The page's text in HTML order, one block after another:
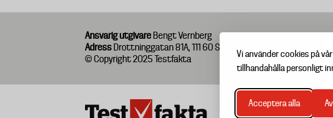
Vi använder cookies på
tillhandahålla personligt
Acceptera alla
Ansvarig utgivare Bengt Vernberg
Adress Drottninggatan 81A, 111 60 Stockholm
© Copyright 2025 Testfakta